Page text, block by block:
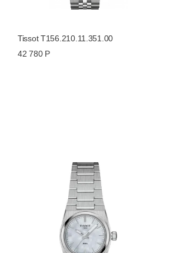
Tissot T156.210.11.351.00
42 780 Р